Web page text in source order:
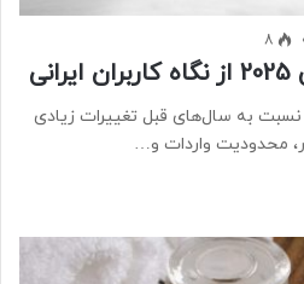
8
بازار موبایل ایران در سال ۲۰۲۵ نسبت به سال‌های قبل تغییرات زیادی
محدودیت واردات و…